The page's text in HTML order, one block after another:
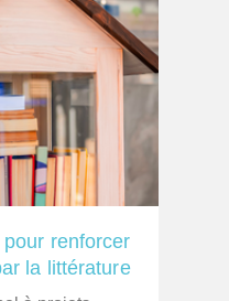
renforcer
la littérature